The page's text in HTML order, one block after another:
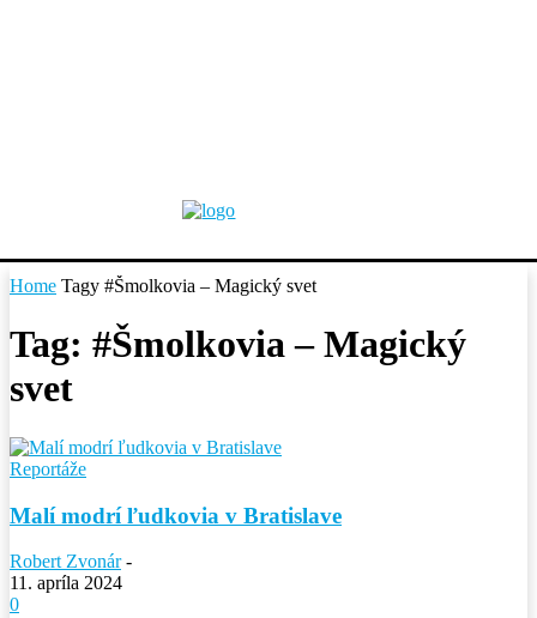
Home Tagy #Šmolkovia – Magický svet
Tag: #Šmolkovia – Magický
svet
Reportáže
Malí modrí ľudkovia v Bratislave
Robert Zvonár -
11. apríla 2024
0